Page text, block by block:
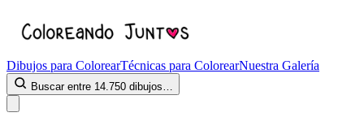
Dibujos para ColorearTécnicas para ColorearNuestra Galería
Buscar entre 14.750 dibujos…